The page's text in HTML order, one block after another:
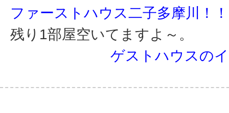
ファーストハウス二子多摩川！！
残り1部屋空いてますよ～。
ゲストハウスの